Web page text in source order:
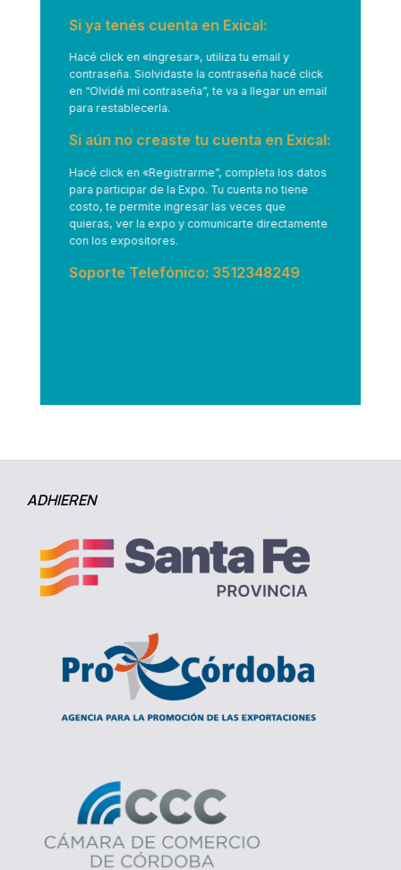
Si ya tenés cuenta en Exical:
Hacé click en «Ingresar», utiliza tu email y
contraseña. Siolvidaste la contraseña hacé click
en “Olvidé mi contraseña”, te va a llegar un email
para restablecerla.
Si aún no creaste tu cuenta en Exical:
Hacé click en «Registrarme”, completa los datos
para participar de la Expo. Tu cuenta no tiene
costo, te permite ingresar las veces que
quieras, ver la expo y comunicarte directamente
con los expositores.
Soporte Telefónico: 3512348249
ADHIEREN